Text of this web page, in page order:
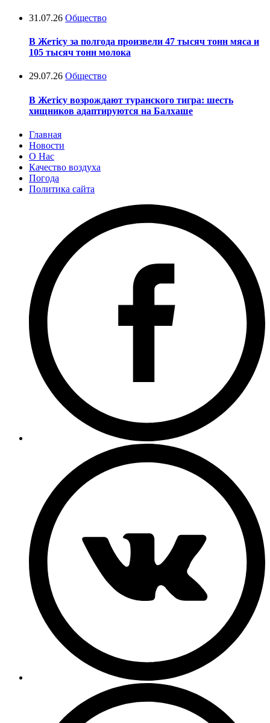
31.07.26 Общество
В Жетісу за полгода произвели 47 тысяч тонн мяса и
105 тысяч тонн молока
29.07.26 Общество
В Жетісу возрождают туранского тигра: шесть
хищников адаптируются на Балхаше
Главная
Новости
О Нас
Качество воздуха
Погода
Политика сайта